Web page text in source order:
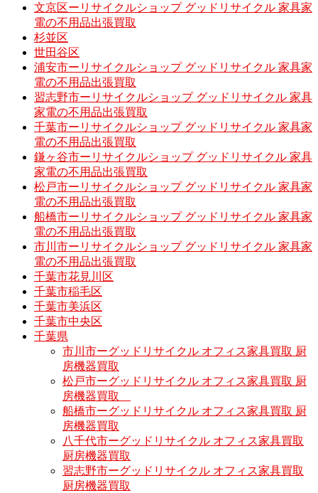
文京区ーリサイクルショップ グッドリサイクル 家具家
電の不用品出張買取
杉並区
世田谷区
浦安市ーリサイクルショップ グッドリサイクル 家具家
電の不用品出張買取
習志野市ーリサイクルショップ グッドリサイクル 家具
家電の不用品出張買取
千葉市ーリサイクルショップ グッドリサイクル 家具家
電の不用品出張買取
鎌ヶ谷市ーリサイクルショップ グッドリサイクル 家具
家電の不用品出張買取
松戸市ーリサイクルショップ グッドリサイクル 家具家
電の不用品出張買取
船橋市ーリサイクルショップ グッドリサイクル 家具家
電の不用品出張買取
市川市ーリサイクルショップ グッドリサイクル 家具家
電の不用品出張買取
千葉市花見川区
千葉市稲毛区
千葉市美浜区
千葉市中央区
千葉県
市川市ーグッドリサイクル オフィス家具買取 厨
房機器買取
松戸市ーグッドリサイクル オフィス家具買取 厨
房機器買取
船橋市ーグッドリサイクル オフィス家具買取 厨
房機器買取
八千代市ーグッドリサイクル オフィス家具買取
厨房機器買取
習志野市ーグッドリサイクル オフィス家具買取
厨房機器買取